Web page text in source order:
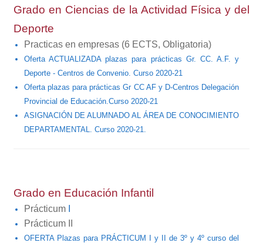
Grado en Ciencias de la Actividad Física y del
Deporte
Practicas en empresas (6 ECTS, Obligatoria)
Oferta ACTUALIZADA plazas para prácticas Gr. CC. A.F. y
Deporte - Centros de Convenio. Curso 2020-21
Oferta plazas para prácticas Gr CC AF y D-Centros Delegación
Provincial de Educación.Curso 2020-21
ASIGNACIÓN DE ALUMNADO AL ÁREA DE CONOCIMIENTO
DEPARTAMENTAL. Curso 2020-21.
Grado en Educación Infantil
Prácticum
Prácticum II
OFERTA Plazas para PRÁCTICUM I y II de 3º y 4º curso del